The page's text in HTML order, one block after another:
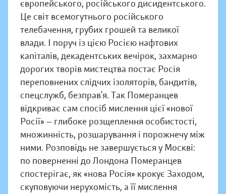
європейського, російського дисидентського.
Це світ всемогутнього російського
телебачення, грубих грошей та великої
влади. І поруч із цією Росією нафтових
капіталів, декадентських вечірок, захмарно
дорогих творів мистецтва постає Росія
переповнених слідчих ізоляторів, бандитів,
спецслужб, безправ’я. Так Померанцев
відкриває сам спосіб мислення цієї «нової
Росії» — глибоке розщеплення особистості,
множинність, розшарування і порожнечу між
ними. Розповідь не завершується у Москві:
по поверненні до Лондона Померанцев
спостерігає, як «нова Росія» крокує Заходом,
скуповуючи нерухомість, а її мислення